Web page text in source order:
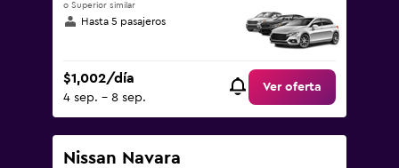
o Superior similar
Hasta 5 pasajeros
$1,002/día
4 sep. - 8 sep.
Ver oferta
Nissan Navara